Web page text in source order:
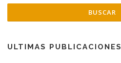
ULTIMAS PUBLICACIONES